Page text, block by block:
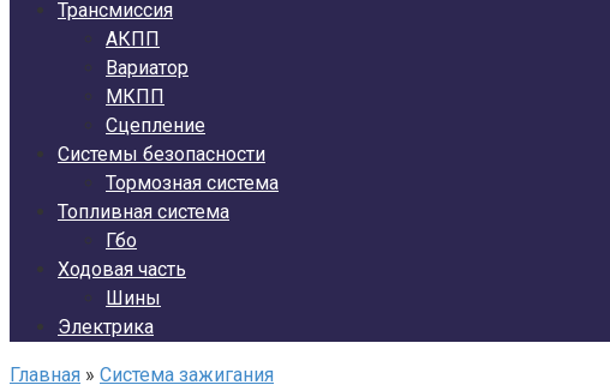
Трансмиссия
АКПП
Вариатор
МКПП
Сцепление
Системы безопасности
Тормозная система
Топливная система
Гбо
Ходовая часть
Шины
Электрика
Главная » Система зажигания